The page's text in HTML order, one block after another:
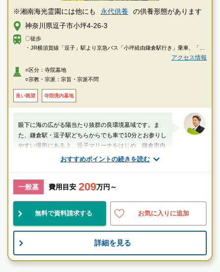
※湘南海光霊園には他にも 永代供養
の供養形態があります
神奈川県逗子市小坪4-26-3
〇徒歩
・JR横須賀線「逗子」駅より京急バス「小坪経由鎌倉駅行き」乗車、「小
・JR横須賀線「鎌倉」駅より京急バス「小坪経由逗子駅行き」乗車、「小
坪」下車徒歩約4分
〇車
・横浜横須賀道路「逗子インター」または「朝比奈インター」より約13分
アクセス情報
○区分：寺院墓地
○宗教・宗派：宗旨・宗派不問
良い眺望 寺院境内墓地
おすすめポイントの続きを読む
眼下に海の広がる陽当たり抜群の良環境墓域です。ま
た、鎌倉駅・逗子駅どちらからでも車で10分とお参りし
やすい場所にある上、逗子マリーナをはじめ、鎌倉市内
散策などレジャーをかねたお墓参りができます。
厚生労働省認定 葬祭ディレクター技能審査
1級葬祭ディレクター 田中（業界歴15年）
綺麗 民営 景観良
お墓のことなら何でもご相談ください
一般墓 費用目安 209万円～
無料で資料請求する お気に入りに追加
詳細を見る